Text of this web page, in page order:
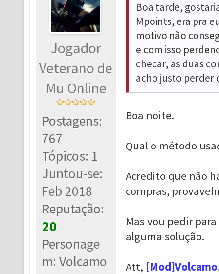
Jogador
Veterano de
Mu Online
Postagens:
767
Tópicos: 1
Juntou-se:
Feb 2018
Reputação:
20
Personage
m: Volcamo
Boa tarde,
Mpoints, era pra
motivo não
e com isso
checar, as duas
acho justo perder
Boa noite.
Qual o método
Acredito que não
compras,
Mas vou pedir
alguma solução.
Att, [Mod]Volcamo